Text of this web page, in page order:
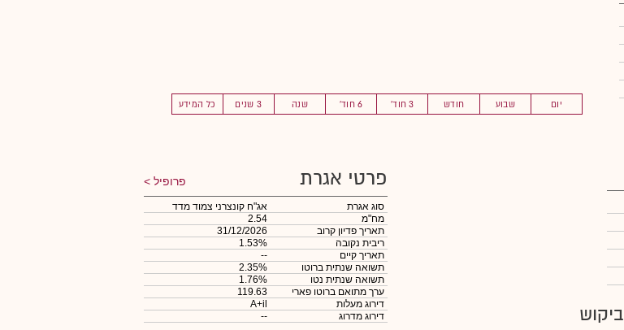
יום שבוע חודש 3 חוד' 6 חוד' שנה 3 שנים כל המידע
ביקוש
פרטי אגרת פרופיל
סוג אגרת
אג"ח קונצרני צמוד מדד
מח"מ
2.54
תאריך פדיון קרוב
31/12/2026
ריבית נקובה
1.53%
תאריך קיים
--
תשואה שנתית ברוטו
2.35%
תשואה שנתית נטו
1.76%
ערך מתואם ברוטו פארי
119.63
דירוג מעלות
A+il
דירוג מדרוג
--